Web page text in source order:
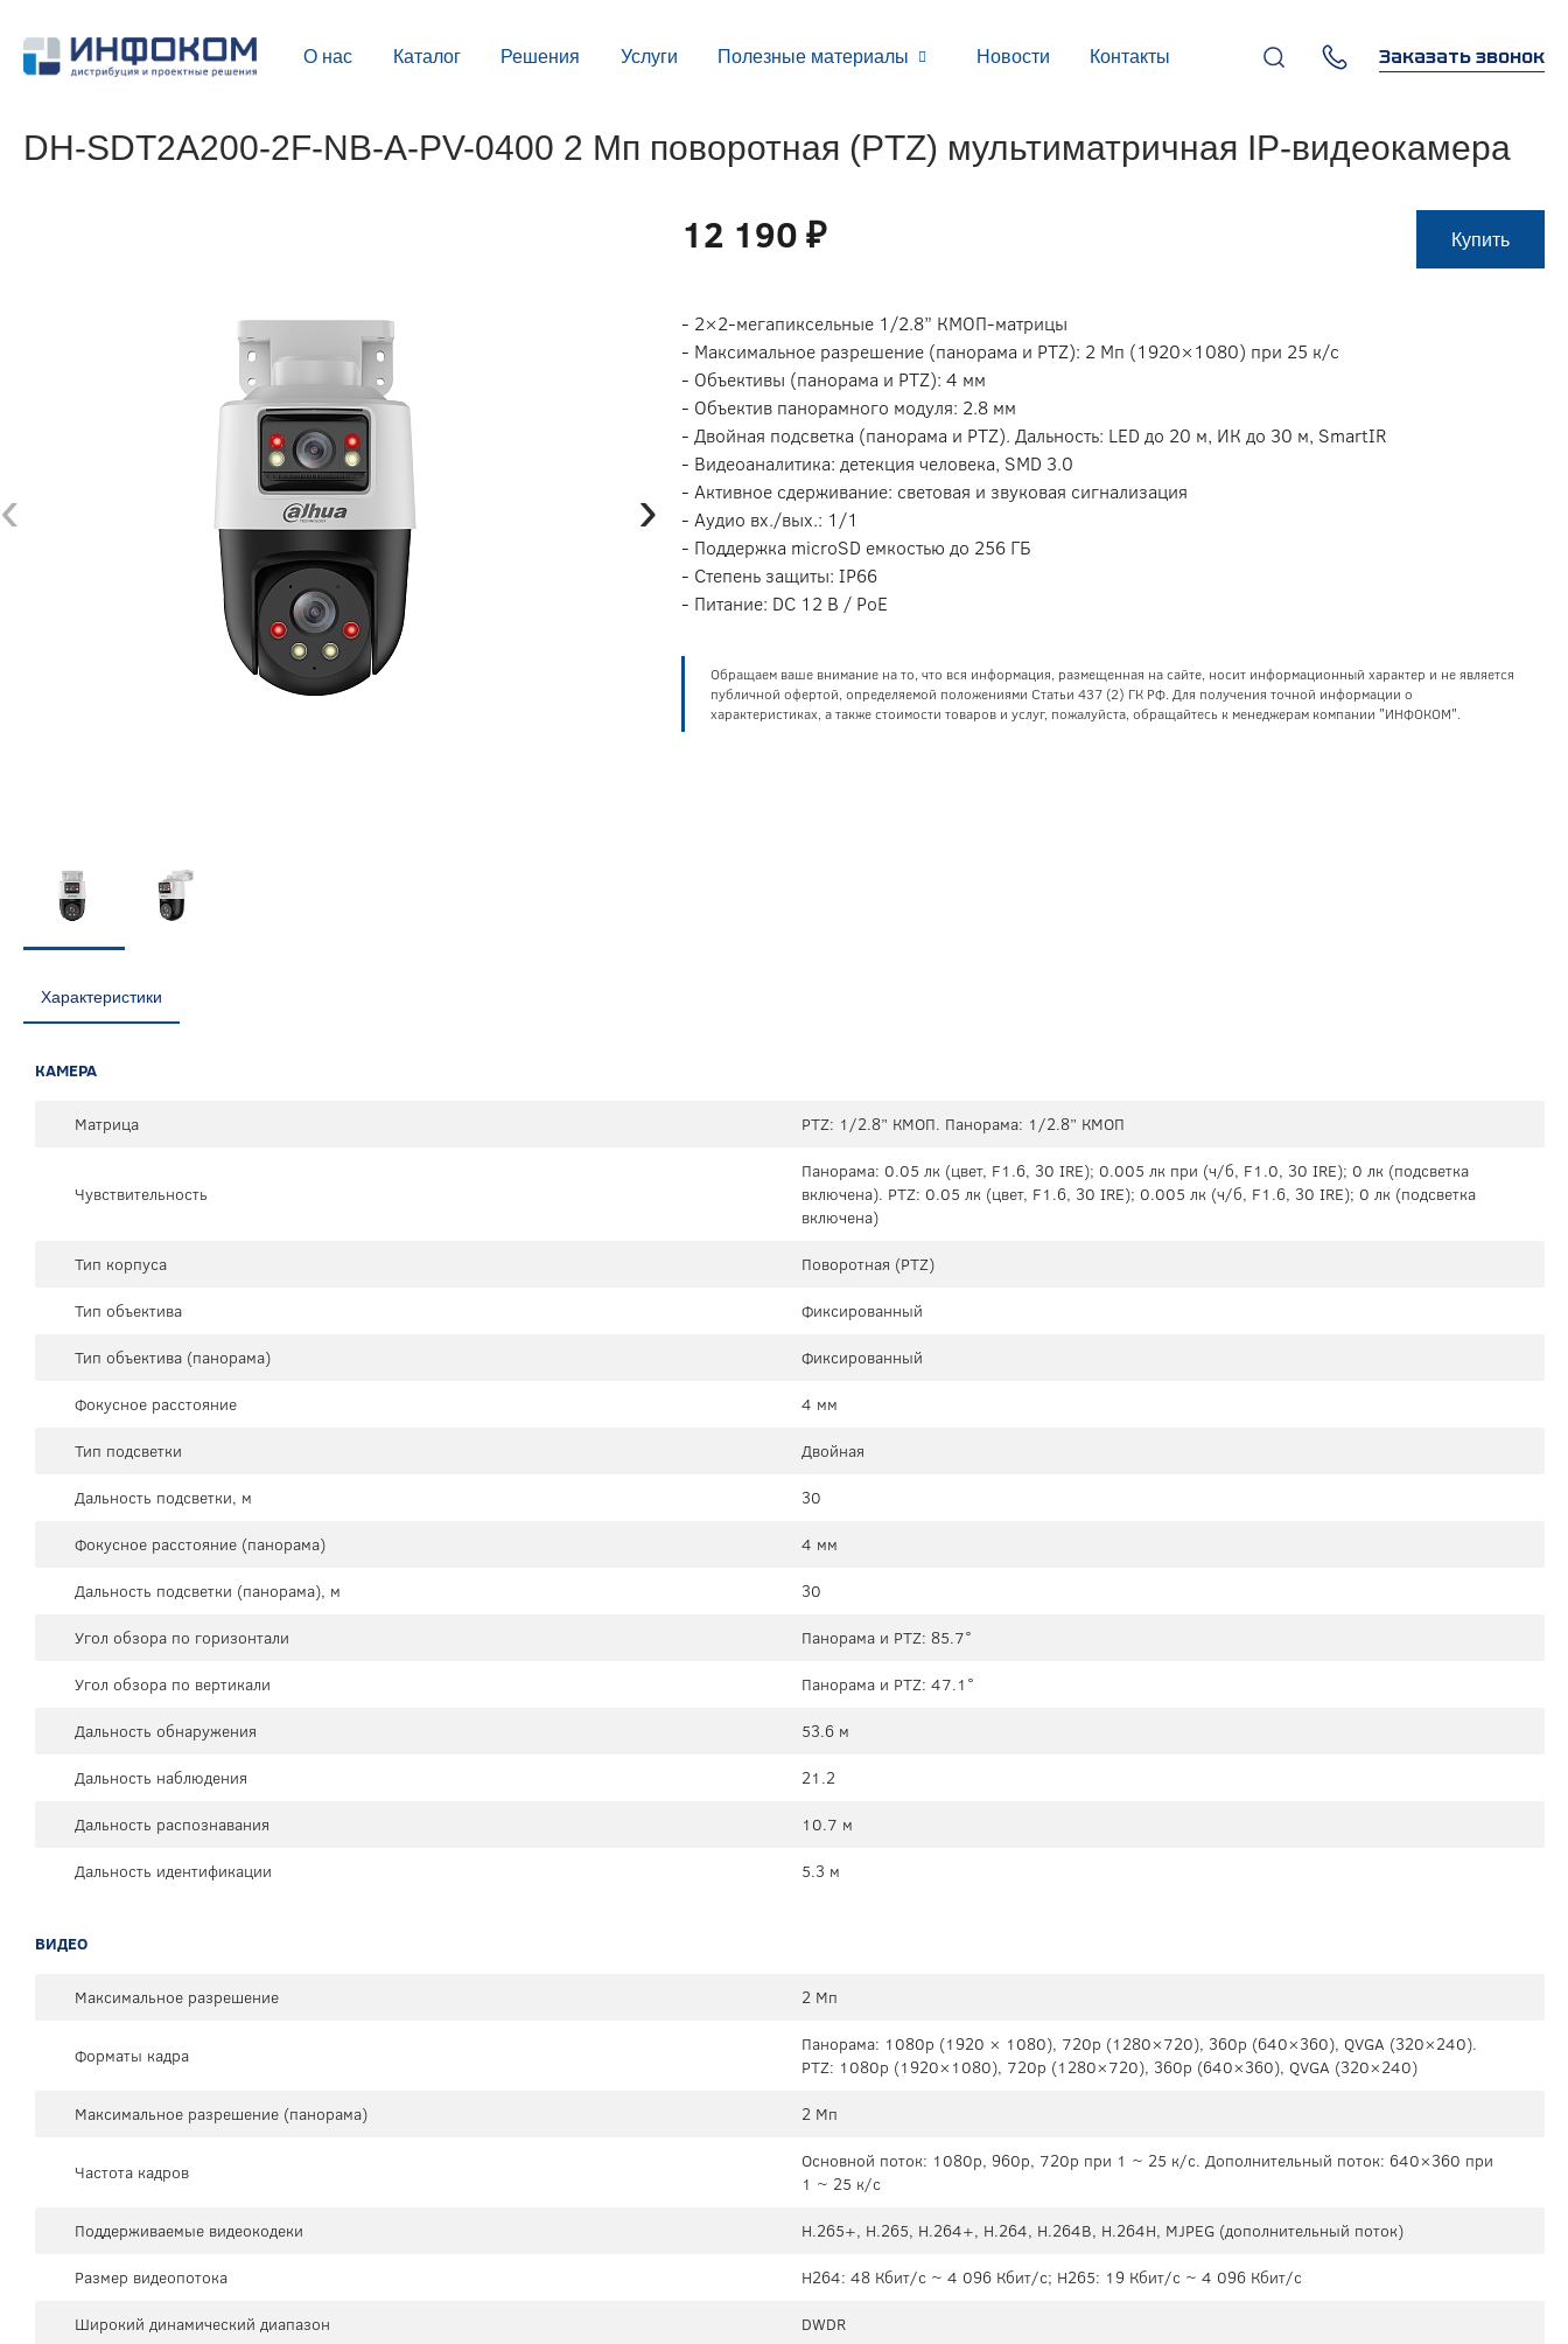
О нас Каталог Решения Услуги Полезные материалы Новости Контакты
г. Москва, 119270,
Лужнецкая наб., д. 6, стр. 1,
Заказать звонок
DH-SDT2A200-2F-NB-A-PV-0400 2 Мп поворотная (PTZ) мультиматричная IP-видеокамера
‹ ›
12 190 ₽ Купить
- 2×2-мегапиксельные 1/2.8” КМОП-матрицы
- Максимальное разрешение (панорама и PTZ): 2 Mп (1920×1080) при 25 к/с
- Объективы (панорама и PTZ): 4 мм
- Объектив панорамного модуля: 2.8 мм
- Двойная подсветка (панорама и PTZ). Дальность: LED до 20 м, ИК до 30 м, SmartIR
- Видеоаналитика: детекция человека, SMD 3.0
- Активное сдерживание: световая и звуковая сигнализация
- Аудио вх./вых.: 1/1
- Поддержка microSD емкостью до 256 ГБ
- Степень защиты: IP66
- Питание: DC 12 В / PoE
Обращаем ваше внимание на то, что вся информация, размещенная на сайте, носит информационный характер и не является
публичной офертой, определяемой положениями Статьи 437 (2) ГК РФ. Для получения точной информации о
характеристиках, а также стоимости товаров и услуг, пожалуйста, обращайтесь к менеджерам компании "ИНФОКОМ".
Характеристики
КАМЕРА
Матрица PTZ: 1/2.8” КМОП. Панорама: 1/2.8” КМОП
Чувствительность
Панорама: 0.05 лк (цвет, F1.6, 30 IRE); 0.005 лк при (ч/б, F1.0, 30 IRE); 0 лк (подсветка
включена). PTZ: 0.05 лк (цвет, F1.6, 30 IRE); 0.005 лк (ч/б, F1.6, 30 IRE); 0 лк (подсветка
включена)
Тип корпуса
Поворотная (PTZ)
Тип объектива
Фиксированный
Тип объектива (панорама)
Фиксированный
Фокусное расстояние
4 мм
Тип подсветки
Двойная
Дальность подсветки, м
30
Фокусное расстояние (панорама)
4 мм
Дальность подсветки (панорама), м
30
Угол обзора по горизонтали
Панорама и PTZ: 85.7°
Угол обзора по вертикали
Панорама и PTZ: 47.1°
Дальность обнаружения
53.6 м
Дальность наблюдения
21.2
Дальность распознавания
10.7 м
Дальность идентификации
5.3 м
ВИДЕО
Максимальное разрешение 2 Мп
Форматы кадра
Панорама: 1080p (1920 × 1080), 720p (1280×720), 360p (640×360), QVGA (320×240).
PTZ: 1080p (1920×1080), 720p (1280×720), 360p (640×360), QVGA (320×240)
Максимальное разрешение (панорама)
2 Мп
Частота кадров
Основной поток: 1080p, 960p, 720p при 1 ~ 25 к/с. Дополнительный поток: 640×360 при
1 ~ 25 к/с
Поддерживаемые видеокодеки
H.265+, H.265, H.264+, H.264, H.264B, H.264H, MJPEG (дополнительный поток)
Размер видеопотока
H264: 48 Кбит/с ~ 4 096 Кбит/с; H265: 19 Кбит/с ~ 4 096 Кбит/с
Широкий динамический диапазон
DWDR